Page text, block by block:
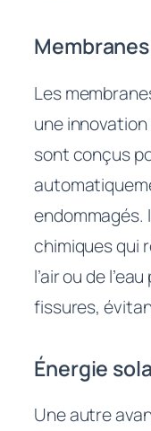
Les
une
sont conçus
chimiques qui
l’air ou de
fissures,
Énergie
Une autre